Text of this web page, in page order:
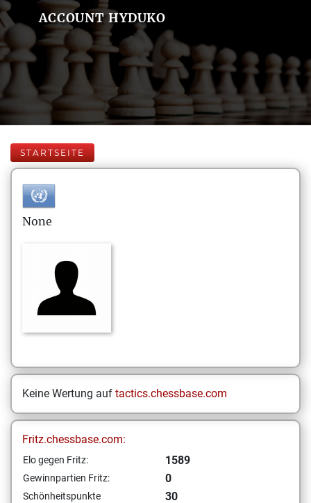
ACCOUNT HYDUKO
STARTSEITE
None
Keine Wertung auf tactics.chessbase.com
Fritz.chessbase.com:
Elo gegen Fritz: 1589
Gewinnpartien Fritz: 0
Schönheitspunkte
30